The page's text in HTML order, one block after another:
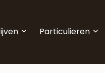
Particulieren